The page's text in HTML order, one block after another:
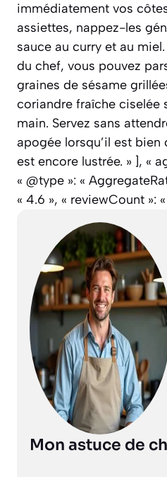
immédiatement vos
assiettes, nappez-les
sauce au curry et au
du chef, vous pouvez
graines de sésame
coriandre fraîche ciselée
main. Servez sans
apogée lorsqu’il est bien
est encore lustrée. » ], «
« @type »: «
« 4.6 », « reviewCount »:
Mon astuce de